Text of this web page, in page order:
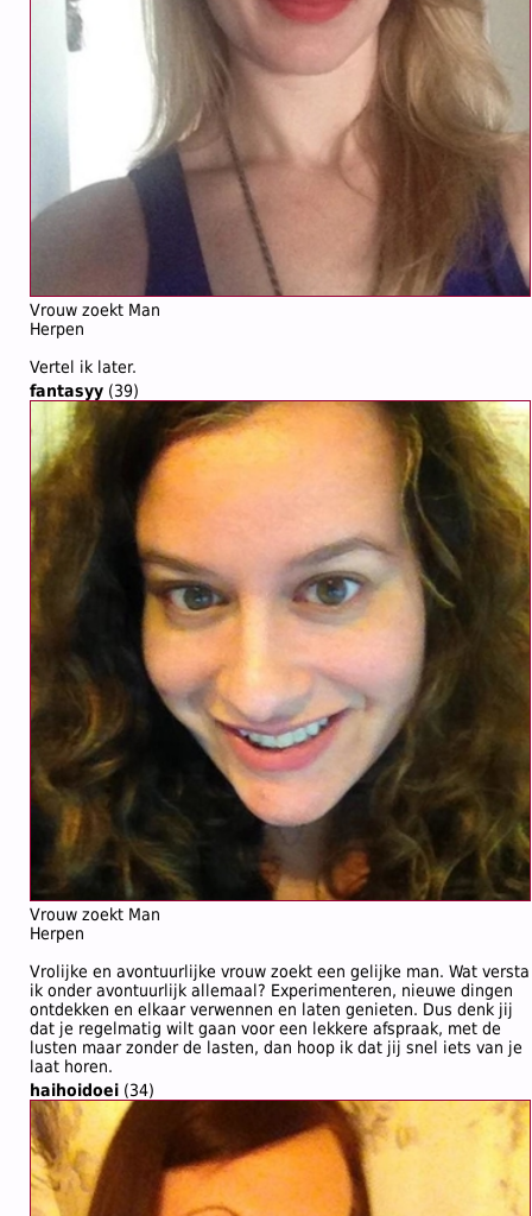
Vrouw zoekt Man
Herpen
Vertel ik later.
fantasyy (39)
Vrouw zoekt Man
Herpen
Vrolijke en avontuurlijke vrouw zoekt een gelijke man. Wat versta
ik onder avontuurlijk allemaal? Experimenteren, nieuwe dingen
ontdekken en elkaar verwennen en laten genieten. Dus denk jij
dat je regelmatig wilt gaan voor een lekkere afspraak, met de
lusten maar zonder de lasten, dan hoop ik dat jij snel iets van je
laat horen.
haihoidoei (34)